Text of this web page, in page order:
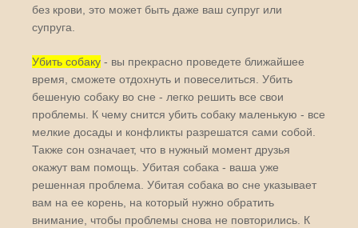
без крови, это может быть даже ваш супруг или
супруга.
Убить собаку - вы прекрасно проведете ближайшее
время, сможете отдохнуть и повеселиться. Убить
бешеную собаку во сне - легко решить все свои
проблемы. К чему снится убить собаку маленькую - все
мелкие досады и конфликты разрешатся сами собой.
Также сон означает, что в нужный момент друзья
окажут вам помощь. Убитая собака - ваша уже
решенная проблема. Убитая собака во сне указывает
вам на ее корень, на который нужно обратить
внимание, чтобы проблемы снова не повторились. К